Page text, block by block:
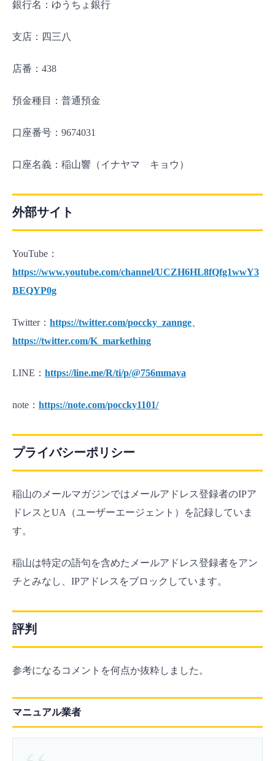
銀行名：ゆうちょ銀行
支店：四三八
店番：438
預金種目：普通預金
口座番号：9674031
口座名義：稲山響（イナヤマ キョウ）
外部サイト
YouTube：
https://www.youtube.com/channel/UCZH6HL8fQfg1wwY3
BEQYP0g
Twitter： https://twitter.com/poccky_zannge
https://twitter.com/K_markething
LINE： https://line.me/R/ti/p/@756mmaya
note： https://note.com/poccky1101/
プライバシーポリシー
稲山のメールマガジンではメールアドレス登録者のIPア
ドレスとUA（ユーザーエージェント）を記録していま
す。
稲山は特定の語句を含めたメールアドレス登録者をアン
チとみなし、IPアドレスをブロックしています。
評判
参考になるコメントを何点か抜粋しました。
マニュアル業者